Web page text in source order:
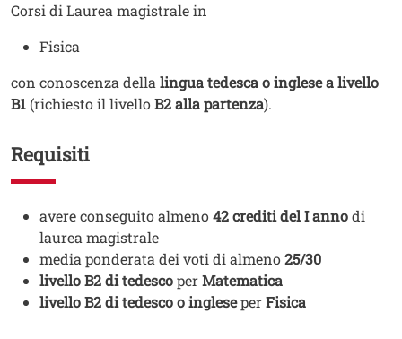
Corsi di Laurea magistrale in
Fisica
con conoscenza della lingua tedesca o inglese a livello
B1 (richiesto il livelloB2 alla partenza).
Requisiti
Testoavere conseguito almeno42 crediti del I annodi
laurea magistrale
media ponderata dei voti di almeno25/30
livello B2 di tedescoperMatematica
livello B2 di tedesco o ingleseperFisica